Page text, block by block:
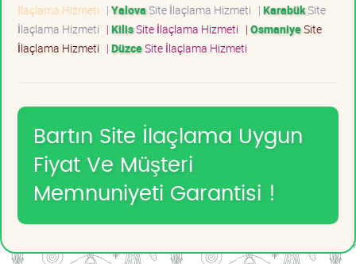
İlaçlama Hizmeti | YalovaSite İlaçlama Hizmeti | KarabükSite
İlaçlama Hizmeti | KilisSite İlaçlama Hizmeti | OsmaniyeSite
İlaçlama Hizmeti | DüzceSite İlaçlama Hizmeti
Bartın Site İlaçlama Uygun
Fiyat Ve Müşteri
Memnuniyeti Garantisi !